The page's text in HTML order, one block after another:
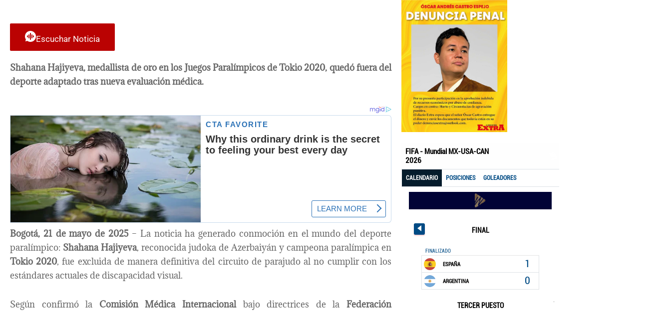
Escuchar Noticia
Shahana Hajiyeva, medallista de oro en los Juegos Paralímpicos de Tokio 2020, quedó fuera del
deporte adaptado tras nueva evaluación médica.
Bogotá, 21 de mayo de 2025 – La noticia ha generado conmoción en el mundo del deporte
paralímpico: Shahana Hajiyeva, reconocida judoka de Azerbaiyán y campeona paralímpica en
Tokio 2020, fue excluida de manera definitiva del circuito de parajudo al no cumplir con los
estándares actuales de discapacidad visual.
Según confirmó la Comisión Médica Internacionalbajo directrices de laFederación